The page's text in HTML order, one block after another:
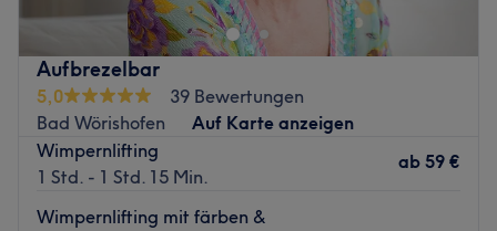
Aufbrezelbar
5,0
39 Bewertungen
Bad Wörishofen
Auf Karte anzeigen
Wimpernlifting
1 Std. - 1 Std. 15 Min.
ab 59 €
Wimpernlifting mit färben &